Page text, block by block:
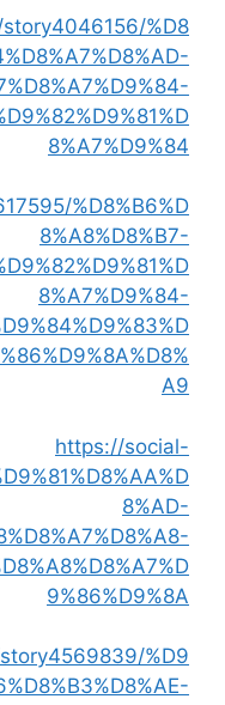
%D8
8%A7%D9%84
%D8%B6%D
8%A8%D8%B7-
8%A7%D9%84-
A9
https://social-
8%AD-
9%86%D9%8A
%D9